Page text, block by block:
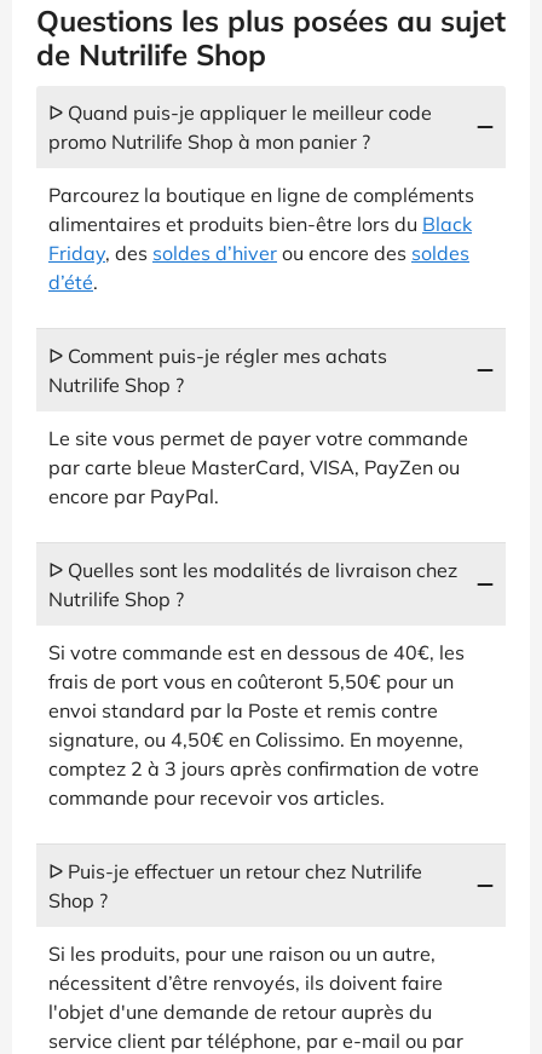
Questions les plus posées au sujet
de Nutrilife Shop
ᐅ Quand puis-je appliquer le meilleur code
promo Nutrilife Shop à mon panier ?
Parcourez la boutique en ligne de compléments
alimentaires et produits bien-être lors du Black
Friday, des soldes d’hiver ou encore des soldes
d’été.
ᐅ Comment puis-je régler mes achats
Nutrilife Shop ?
Le site vous permet de payer votre commande
par carte bleue MasterCard, VISA, PayZen ou
encore par PayPal.
ᐅ Quelles sont les modalités de livraison chez
Nutrilife Shop ?
Si votre commande est en dessous de 40€, les
frais de port vous en coûteront 5,50€ pour un
envoi standard par la Poste et remis contre
signature, ou 4,50€ en Colissimo. En moyenne,
comptez 2 à 3 jours après confirmation de votre
commande pour recevoir vos articles.
ᐅ Puis-je effectuer un retour chez Nutrilife
Shop ?
Si les produits, pour une raison ou un autre,
nécessitent d’être renvoyés, ils doivent faire
l'objet d'une demande de retour auprès du
service client par téléphone, par e-mail ou par